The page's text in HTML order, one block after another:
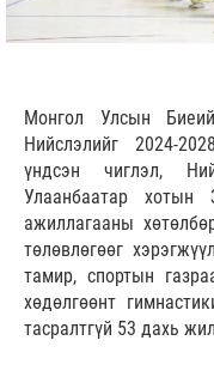
Монгол Улсын
Нийслэлийг 2024-
үндсэн чиглэл,
Улаанбаатар хотын
ажиллагааны
төлөвлөгөөг
тамир, спортын
хөдөлгөөнт
тасралтгүй 53 дахь